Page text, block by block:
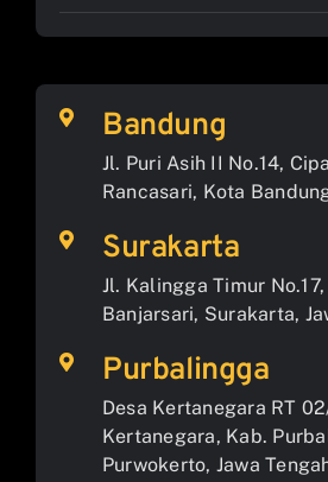
Bandung
Jl. Puri Asih II No.14,
Rancasari, Kota
Surakarta
Jl. Kalingga Timur
Banjarsari, Surakarta,
Purbalingga
Desa Kertanegara RT
Kertanegara, Kab.
Purwokerto, Jawa